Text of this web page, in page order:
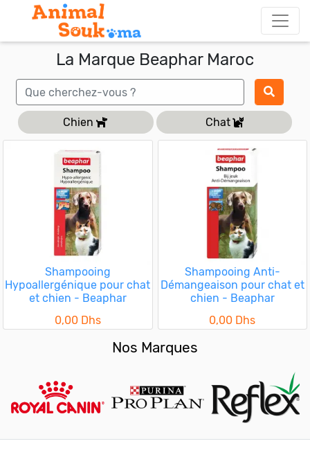
La Marque Beaphar Maroc
Chien Chat
Shampooing
Hypoallergénique pour chat
et chien - Beaphar
0,00 Dhs
Shampooing Anti-
Démangeaison pour chat et
chien - Beaphar
0,00 Dhs
Nos Marques